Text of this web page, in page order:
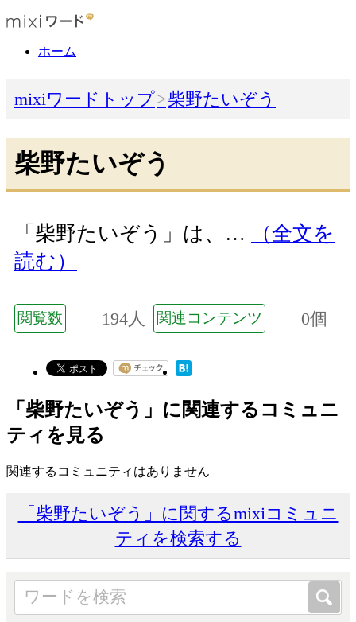
ホーム
mixiワードトップ 柴野たいぞう
柴野たいぞう
「柴野たいぞう」は、…
（全文を
読む）
閲覧数 194人 関連コンテンツ 0個
「柴野たいぞう」に関連するコミュニ
ティを見る
関連するコミュニティはありません
「柴野たいぞう」に関するmixiコミュニ
ティを検索する